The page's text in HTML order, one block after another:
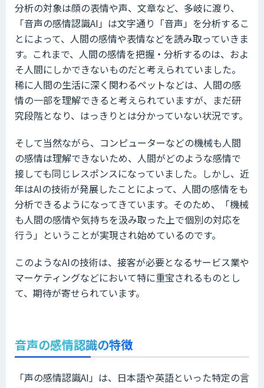
分析の対象は顔の表情や声、文章など、多岐に渡り、
「音声の感情認識AI」は文字通り「音声」を分析するこ
とによって、人間の感情や表情などを読み取っていきま
す。これまで、人間の感情を把握・分析するのは、およ
そ人間にしかできないものだと考えられていました。
稀に人間の生活に深く関わるペットなどは、人間の感
情の一部を理解できると考えられていますが、まだ研
究段階となり、はっきりとは分かっていない状況です。
そして当然ながら、コンピューターなどの機械も人間
の感情は理解できないため、人間がどのような感情で
接しても同じレスポンスになっていました。しかし、近
年はAIの技術が発展したことによって、人間の感情をも
分析できるようになってきています。そのため、「機械
も人間の感情や気持ちを汲み取った上で個別の対応を
行う」ということが実現され始めているのです。
このようなAIの技術は、接客が必要となるサービス業や
マーケティングなどにおいて特に重宝されるものとし
て、期待が寄せられています。
音声の感情認識の特徴
「声の感情認識AI」は、日本語や英語といった特定の言